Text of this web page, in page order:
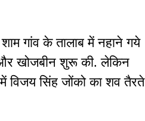
गांव के तालाब में नहाने गये
और खोजबीन शुरू की. लेकिन
विजय सिंह जोंको का शव तैरते